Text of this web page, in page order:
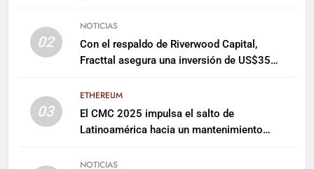
02
NOTICIAS
Con el respaldo de Riverwood Capital,
Fracttal asegura una inversión de US$35
03
ETHEREUM
El CMC 2025 impulsa el salto de
Latinoamérica hacia un mantenimiento
NOTICIAS